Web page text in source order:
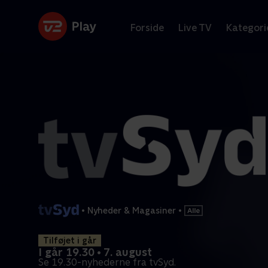
Forside Live TV
• Nyheder & Magasiner •
Tilføjet i går
I går 19.30 • 7. august
Se 19.30-nyhederne fra tvSyd.